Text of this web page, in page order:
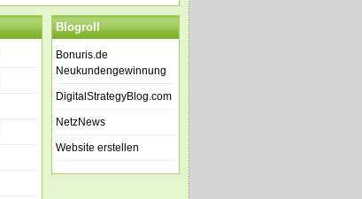
Blogroll
Bonuris.de
Neukundengewinnung
DigitalStrategyBlog.com
NetzNews
Website erstellen